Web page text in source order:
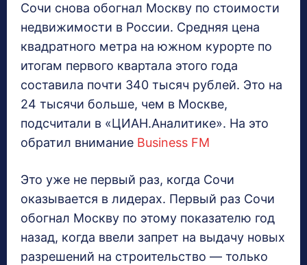
Сочи снова обогнал Москву по стоимости
недвижимости в России. Средняя цена
квадратного метра на южном курорте по
итогам первого квартала этого года
составила почти 340 тысяч рублей. Это на
24 тысячи больше, чем в Москве,
подсчитали в «ЦИАН.Аналитике». На это
обратил внимание Business FM
Это уже не первый раз, когда Сочи
оказывается в лидерах. Первый раз Сочи
обогнал Москву по этому показателю год
назад, когда ввели запрет на выдачу новых
разрешений на строительство — только